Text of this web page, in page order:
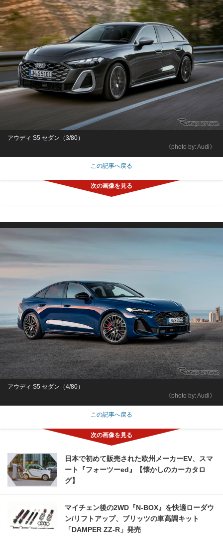
《photo by: Audi》
アウディ S5 セダン（3/80）
この記事へ戻る
《photo by: Audi》
アウディ S5 セダン（4/80）
この記事へ戻る
日本で初めて販売された欧州メーカーEV、スマ
ート『フォーツーed』【懐かしのカーカタロ
グ】
マイチェン後の2WD『N-BOX』を快適ローダウ
ン/リフトアップ、ブリッツの車高調キット
「DAMPER ZZ-R」発売